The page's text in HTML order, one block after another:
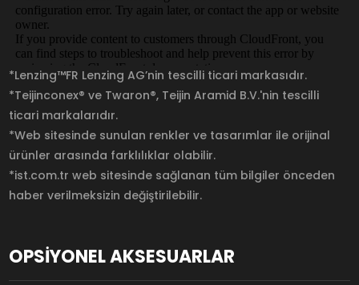
*Lenzing™FR Lenzing AG’nin tescilli ticari markasıdır.
*Teijinconex® ve Twaron®, Teijin Aramid B.V.'nin tescilli
ticari markalarıdır.
*Web sitesinde sunulan renkler ve tasarımlar ile orijinal
ürünler arasında farklılıklar olabilir.
*ist.com.tr web sitesinde sağlanan tüm bilgiler önceden
haber verilmeksizin değiştirilebilir.
OPSİYONEL AKSESUARLAR